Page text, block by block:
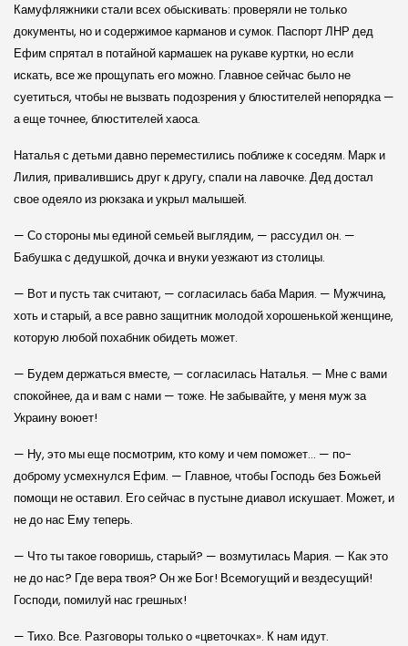
Камуфляжники стали всех обыскивать: проверяли не только
документы, но и содержимое карманов и сумок. Паспорт ЛНР дед
Ефим спрятал в потайной кармашек на рукаве куртки, но если
искать, все же прощупать его можно. Главное сейчас было не
суетиться, чтобы не вызвать подозрения у блюстителей непорядка —
а еще точнее, блюстителей хаоса.
Наталья с детьми давно переместились поближе к соседям. Марк и
Лилия, привалившись друг к другу, спали на лавочке. Дед достал
свое одеяло из рюкзака и укрыл малышей.
— Со стороны мы единой семьей выглядим, — рассудил он. —
Бабушка с дедушкой, дочка и внуки уезжают из столицы.
— Вот и пусть так считают, — согласилась баба Мария. — Мужчина,
хоть и старый, а все равно защитник молодой хорошенькой женщине,
которую любой похабник обидеть может.
— Будем держаться вместе, — согласилась Наталья. — Мне с вами
спокойнее, да и вам с нами — тоже. Не забывайте, у меня муж за
Украину воюет!
— Ну, это мы еще посмотрим, кто кому и чем поможет… — по-
доброму усмехнулся Ефим. — Главное, чтобы Господь без Божьей
помощи не оставил. Его сейчас в пустыне диавол искушает. Может, и
не до нас Ему теперь.
— Что ты такое говоришь, старый? — возмутилась Мария. — Как это
не до нас? Где вера твоя? Он же Бог! Всемогущий и вездесущий!
Господи, помилуй нас грешных!
— Тихо. Все. Разговоры только о «цветочках». К нам идут.